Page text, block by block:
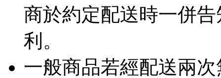
商於約定配送時一併
利。
一般商品若經配送兩